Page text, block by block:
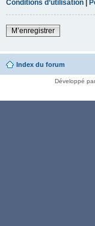
Conditions d’utilisation |
M’enregistrer
Index du forum
Développé